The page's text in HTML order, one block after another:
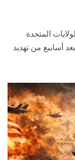
فبراير 2026 بدأت الولايات المتحدة
أسابيع من تهديد